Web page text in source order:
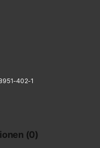
402-1
(0)